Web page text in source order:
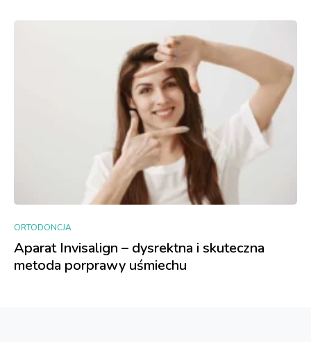
ORTODONCJA
Aparat Invisalign – dysrektna i skuteczna
metoda porprawy uśmiechu